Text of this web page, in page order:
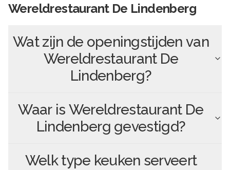
Wereldrestaurant De Lindenberg
Wat zijn de openingstijden van
Wereldrestaurant De
Lindenberg?
Waar is Wereldrestaurant De
Lindenberg gevestigd?
Welk type keuken serveert